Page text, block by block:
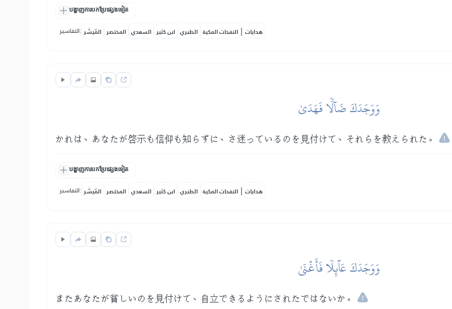
បង្ហាញការបកប្រែផ្សេងទៀត
التفاسير: المُيسَّر المختصر السعدي ابن كثير الطبري النفحات المكية | هدايات
وَوَجَدَكَ ضَآلّٗا فَهَدَىٰ
かれは、あなたが啓示も信仰も知らずに、さ迷っているのを見付けて、それらを教えられた。
បង្ហាញការបកប្រែផ្សេងទៀត
التفاسير: المُيسَّر المختصر السعدي ابن كثير الطبري النفحات المكية | هدايات
وَوَجَدَكَ عَآئِلٗا فَأَغۡنَىٰ
またあなたが貧しいのを見付けて、自立できるようにされたではないか。